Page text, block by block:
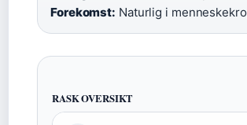
Forekomst: Naturlig i
RASK OVERSIKT